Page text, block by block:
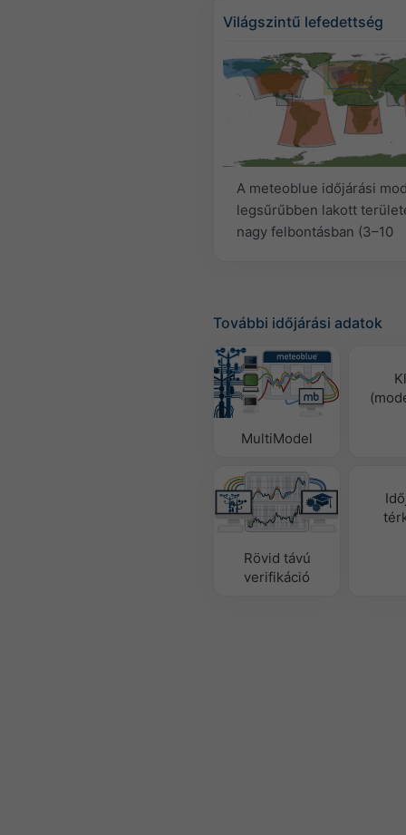
Világszintű lefedettség
A meteoblue időjárási
legsűrűbben lakott
nagy felbontásban (3–10
További időjárási adatok
MultiModel
Rövid távú
verifikáció